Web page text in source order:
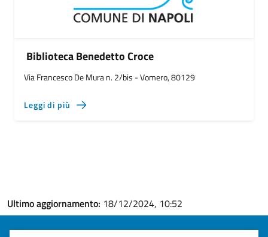
Biblioteca Benedetto Croce
Via Francesco De Mura n. 2/bis - Vomero, 80129
Leggi di più
Ultimo aggiornamento: 18/12/2024, 10:52